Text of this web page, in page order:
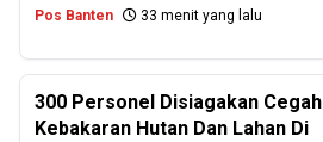
Pos Banten 33 menit yang lalu
300 Personel Disiagakan Cegah
Kebakaran Hutan Dan Lahan Di